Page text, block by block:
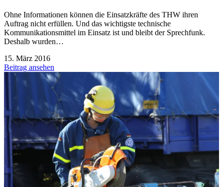
Ohne Informationen können die Einsatzkräfte des THW ihren
Auftrag nicht erfüllen. Und das wichtigste technische
Kommunikationsmittel im Einsatz ist und bleibt der Sprechfunk.
Deshalb wurden…
15. März 2016
Beitrag ansehen